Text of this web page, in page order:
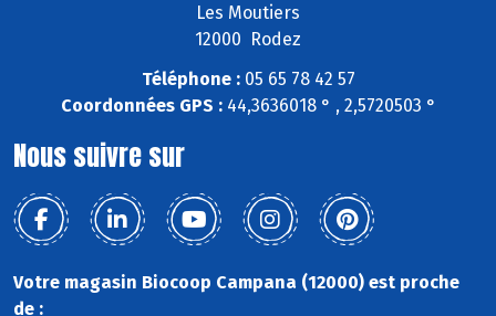
Les Moutiers
12000 Rodez
Téléphone :05 65 78 42 57
Coordonnées GPS :44,3636018 ° , 2,5720503 °
Nous suivre sur
Votre magasin Biocoop Campana (12000) est proche
de :